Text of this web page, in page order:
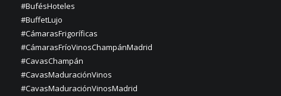
#BufésHoteles
#BuffetLujo
#CámarasFrigoríficas
#CámarasFríoVinosChampánMadrid
#CavasChampán
#CavasMaduraciónVinos
#CavasMaduraciónVinosMadrid